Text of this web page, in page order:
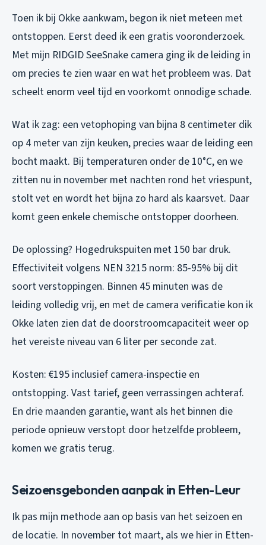
Toen ik bij Okke aankwam, begon ik niet meteen met
ontstoppen. Eerst deed ik een gratis vooronderzoek.
Met mijn RIDGID SeeSnake camera ging ik de leiding in
om precies te zien waar en wat het probleem was. Dat
scheelt enorm veel tijd en voorkomt onnodige schade.
Wat ik zag: een vetophoping van bijna 8 centimeter dik
op 4 meter van zijn keuken, precies waar de leiding een
bocht maakt. Bij temperaturen onder de 10°C, en we
zitten nu in november met nachten rond het vriespunt,
stolt vet en wordt het bijna zo hard als kaarsvet. Daar
komt geen enkele chemische ontstopper doorheen.
De oplossing? Hogedrukspuiten met 150 bar druk.
Effectiviteit volgens NEN 3215 norm: 85-95% bij dit
soort verstoppingen. Binnen 45 minuten was de
leiding volledig vrij, en met de camera verificatie kon ik
Okke laten zien dat de doorstroomcapaciteit weer op
het vereiste niveau van 6 liter per seconde zat.
Kosten: €195 inclusief camera-inspectie en
ontstopping. Vast tarief, geen verrassingen achteraf.
En drie maanden garantie, want als het binnen die
periode opnieuw verstopt door hetzelfde probleem,
komen we gratis terug.
Seizoensgebonden aanpak in Etten-Leur
Ik pas mijn methode aan op basis van het seizoen en
de locatie. In november tot maart, als we hier in Etten-